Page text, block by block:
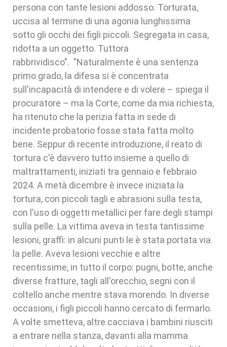
persona con tante lesioni addosso. Torturata,
uccisa al termine di una agonia lunghissima
sotto gli occhi dei figli piccoli. Segregata in casa,
ridotta a un oggetto. Tuttora
rabbrividisco". "Naturalmente è una sentenza
primo grado, la difesa si è concentrata
sull'incapacità di intendere e di volere – spiega il
procuratore – ma la Corte, come da mia richiesta,
ha ritenuto che la perizia fatta in sede di
incidente probatorio fosse stata fatta molto
bene. Seppur di recente introduzione, il reato di
tortura c'è davvero tutto insieme a quello di
maltrattamenti, iniziati tra gennaio e febbraio
2024. A metà dicembre è invece iniziata la
tortura, con piccoli tagli e abrasioni sulla testa,
con l'uso di oggetti metallici per fare degli stampi
sulla pelle. La vittima aveva in testa tantissime
lesioni, graffi: in alcuni punti le è stata portata via
la pelle. Aveva lesioni vecchie e altre
recentissime, in tutto il corpo: pugni, botte, anche
diverse fratture, tagli all'orecchio, segni con il
coltello anche mentre stava morendo. In diverse
occasioni, i figli piccoli hanno cercato di fermarlo.
A volte smetteva, altre cacciava i bambini riusciti
a entrare nella stanza, davanti alla mamma